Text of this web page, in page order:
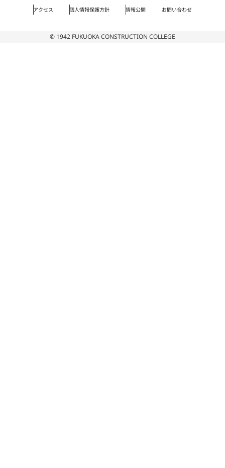
アクセス 個人情報保護方針 情報公開 お問い合わせ
© 1942 FUKUOKA CONSTRUCTION COLLEGE